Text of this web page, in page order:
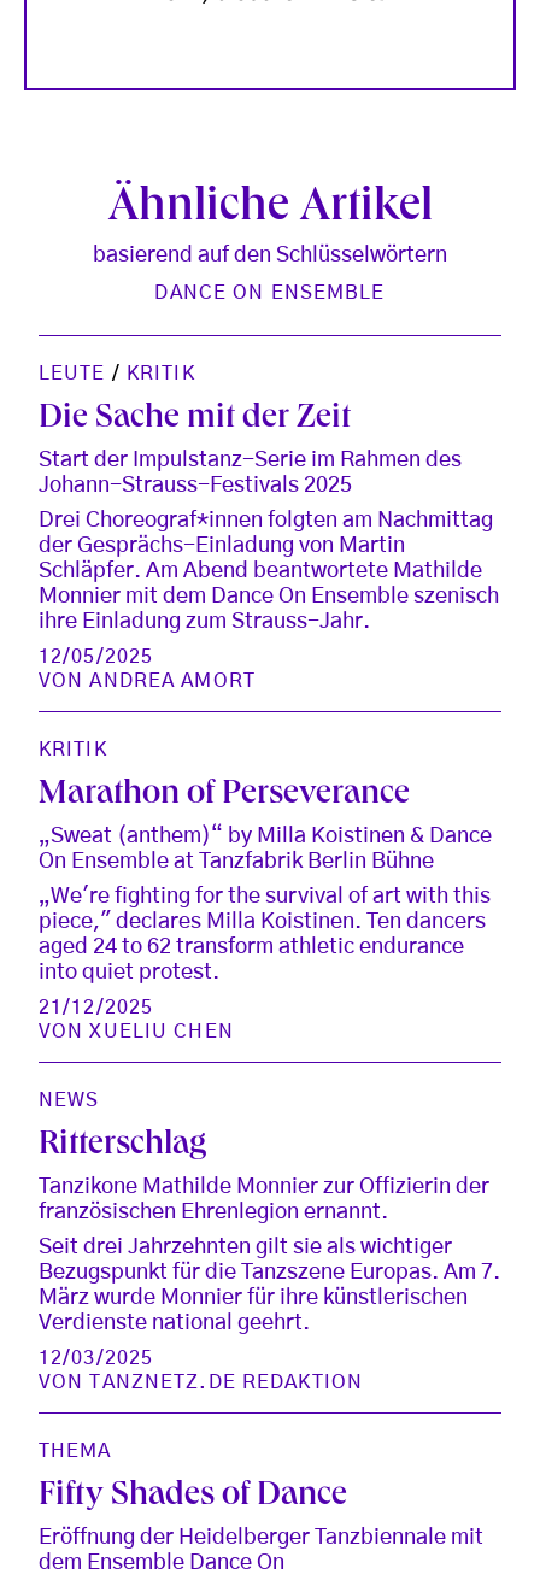
Ähnliche Artikel
basierend auf den Schlüsselwörtern
DANCE ON ENSEMBLE
LEUTE / KRITIK
Die Sache mit der Zeit
Start der Impulstanz-Serie im Rahmen des
Johann-Strauss-Festivals 2025
Drei Choreograf*innen folgten am Nachmittag
der Gesprächs-Einladung von Martin
Schläpfer. Am Abend beantwortete Mathilde
Monnier mit dem Dance On Ensemble szenisch
ihre Einladung zum Strauss-Jahr.
12/05/2025
VONANDREA AMORT
KRITIK
Marathon of Perseverance
„Sweat (anthem)“ by Milla Koistinen & Dance
On Ensemble at Tanzfabrik Berlin Bühne
„We're fighting for the survival of art with this
piece," declares Milla Koistinen. Ten dancers
aged 24 to 62 transform athletic endurance
into quiet protest.
21/12/2025
VONXUELIU CHEN
NEWS
Ritterschlag
Tanzikone Mathilde Monnier zur Offizierin der
französischen Ehrenlegion ernannt.
Seit drei Jahrzehnten gilt sie als wichtiger
Bezugspunkt für die Tanzszene Europas. Am 7.
März wurde Monnier für ihre künstlerischen
Verdienste national geehrt.
12/03/2025
VON
TANZNETZ.DE REDAKTION
THEMA
Fifty Shades of Dance
Eröffnung der Heidelberger Tanzbiennale mit
dem Ensemble Dance On